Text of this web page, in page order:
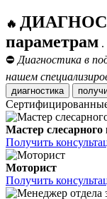
🔥
параметрам .
⛔ Диагностика в
нашем
диагностика
Мастер слесарного
Получить
Моторист
Получить